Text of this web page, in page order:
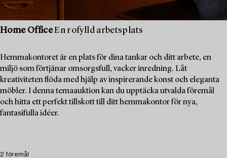
Home OfficeEn rofylld arbetsplats
Hemmakontoret är en plats för dina tankar och ditt arbete, en
miljö som förtjänar omsorgsfull, vacker inredning. Låt
kreativiteten flöda med hjälp av inspirerande konst och eleganta
möbler. I denna temaauktion kan du upptäcka utvalda föremål
och hitta ett perfekt tillskott till ditt hemmakontor för nya,
fantasifulla idéer.
2 föremål